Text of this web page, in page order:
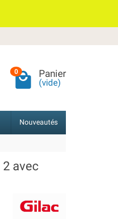
0 Panier
(vide)
Nouveautés
avec